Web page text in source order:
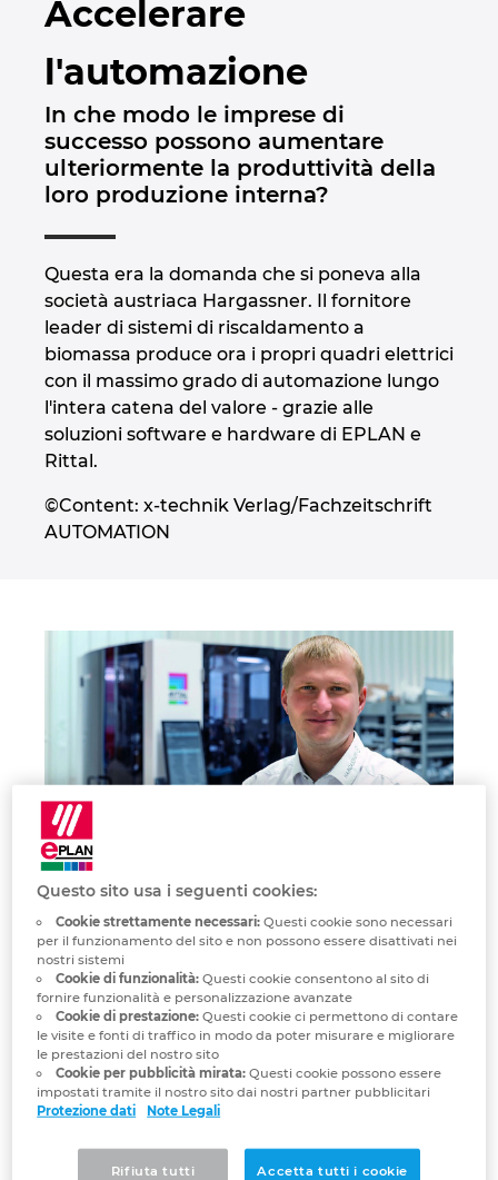
Accelerare
l'automazione
In che modo le imprese di
successo possono aumentare
ulteriormente la produttività della
loro produzione interna?
Questa era la domanda che si poneva alla
società austriaca Hargassner. Il fornitore
leader di sistemi di riscaldamento a
biomassa produce ora i propri quadri elettrici
con il massimo grado di automazione lungo
l'intera catena del valore - grazie alle
soluzioni software e hardware di EPLAN e
Rittal.
©Content: x-technik Verlag/Fachzeitschrift
AUTOMATION
“Utilizzando EPLAN Smart Mounting e Smart Wiring,
possiamo coprire i picchi di domanda nella produzione e
utilizzare anche dipendenti meno qualificati.”
Robert Burger, Direttore Electrical Workshop
Un'impresa che produce in-house la maggior
parte dei suoi prodotti ha naturalmente
interesse a massimizzare al massimo la
Hargassner sta investendo da tempo
EPLAN Education per le classi
EPLAN Education per gli studenti
EPLAN Collaboration Apps
Trust Center
Brunei
Bulgaria
Canada
Chile
China
China Taiwan
Colombia
Croatia
Czech Republic
Denmark
France
Germany
Hungary
India
Indonesia
Ireland
Israel
Italy
Questo sito usa i seguenti cookies:
Cookie strettamente necessari:Questi cookie sono necessari
per il funzionamento del sito e non possono essere disattivati ​​nei
nostri sistemi
Cookie di funzionalità:Questi cookie consentono al sito di
fornire funzionalità e personalizzazione avanzate
Cookie di prestazione:Questi cookie ci permettono di contare
le visite e fonti di traffico in modo da poter misurare e migliorare
le prestazioni del nostro sito
Cookie per pubblicità mirata:Questi cookie possono essere
impostati tramite il nostro sito dai nostri partner pubblicitari
Protezione dati
Note Legali
Rifiuta tutti Accetta tutti i cookie